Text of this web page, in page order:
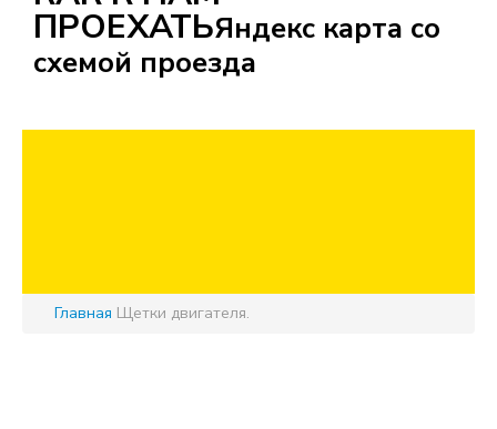
ПРОЕХАТЬЯндекс карта со
схемой проезда
Главная Щетки двигателя.